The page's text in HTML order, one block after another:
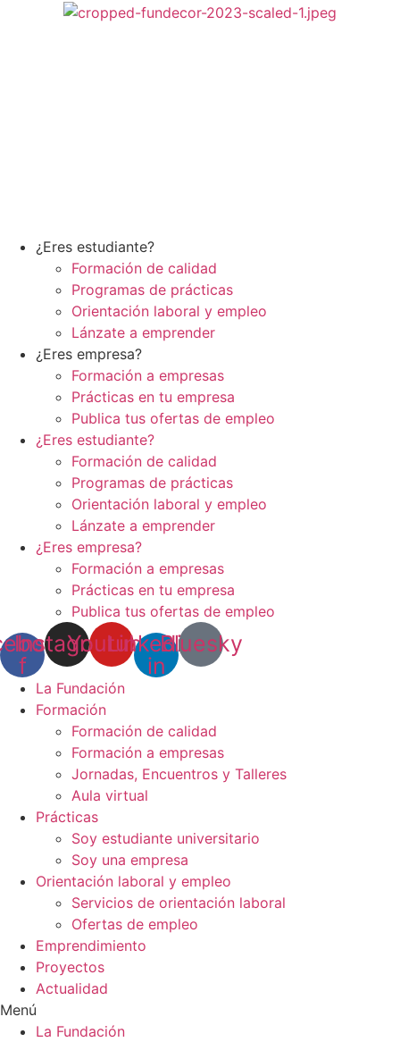
¿Eres estudiante?
Formación de calidad
Programas de prácticas
Orientación laboral y empleo
Lánzate a emprender
¿Eres empresa?
Formación a empresas
Prácticas en tu empresa
Publica tus ofertas de empleo
¿Eres estudiante?
Formación de calidad
Programas de prácticas
Orientación laboral y empleo
Lánzate a emprender
¿Eres empresa?
Formación a empresas
Prácticas en tu empresa
Publica tus ofertas de empleo
f
Instagram
Youtube
Linkedin-
in
Bluesky
La Fundación
Formación
Formación de calidad
Formación a empresas
Jornadas, Encuentros y Talleres
Aula virtual
Prácticas
Soy estudiante universitario
Soy una empresa
Orientación laboral y empleo
Servicios de orientación laboral
Ofertas de empleo
Emprendimiento
Proyectos
Actualidad
Menú
La Fundación